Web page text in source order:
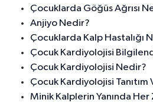
Çocuklarda Göğüs Ağrısı
Anjiyo Nedir?
Çocuklarda Kalp Hastalığı
Çocuk Kardiyolojisi
Çocuk Kardiyolojisi Nedir?
Çocuk Kardiyolojisi Tanıtım
Minik Kalplerin Yanında Her